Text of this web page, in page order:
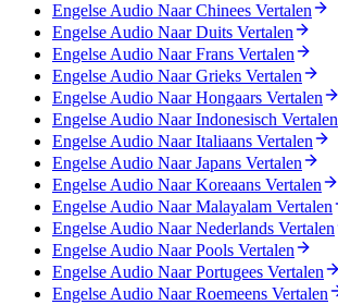
Engelse Audio Naar Chinees Vertalen
Engelse Audio Naar Duits Vertalen
Engelse Audio Naar Frans Vertalen
Engelse Audio Naar Grieks Vertalen
Engelse Audio Naar Hongaars Vertalen
Engelse Audio Naar Indonesisch Vertalen
Engelse Audio Naar Italiaans Vertalen
Engelse Audio Naar Japans Vertalen
Engelse Audio Naar Koreaans Vertalen
Engelse Audio Naar Malayalam Vertalen
Engelse Audio Naar Nederlands Vertalen
Engelse Audio Naar Pools Vertalen
Engelse Audio Naar Portugees Vertalen
Engelse Audio Naar Roemeens Vertalen